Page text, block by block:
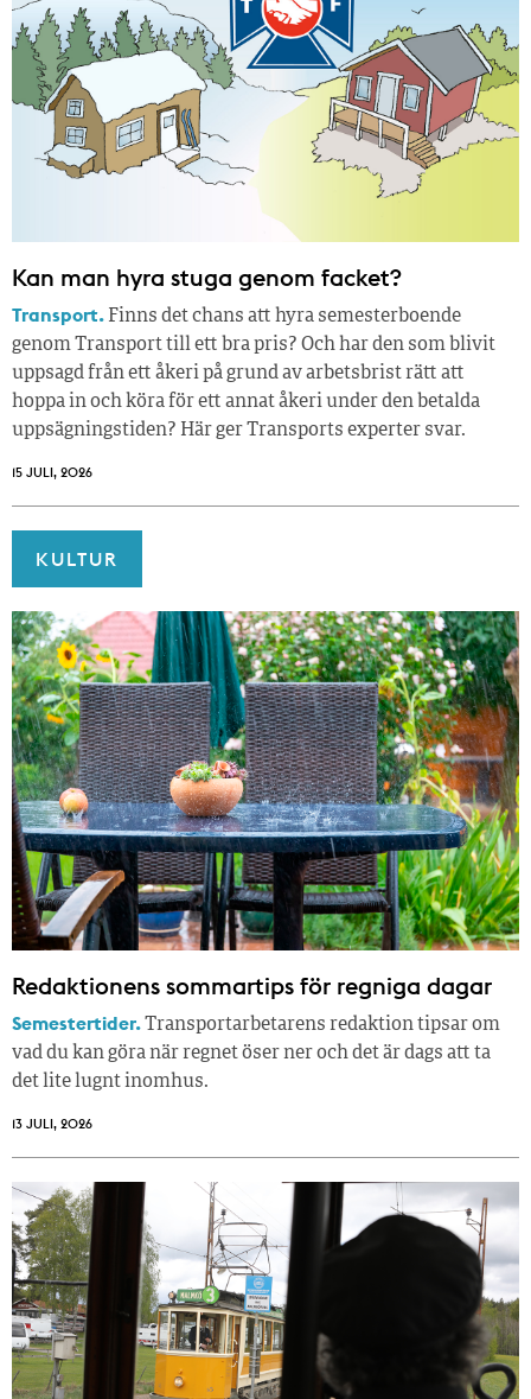
Kan man hyra stuga genom facket?
Transport. Finns det chans att hyra semesterboende
genom Transport till ett bra pris? Och har den som blivit
uppsagd från ett åkeri på grund av arbetsbrist rätt att
hoppa in och köra för ett annat åkeri under den betalda
uppsägningstiden? Här ger Transports experter svar.
15 JULI, 2026
KULTUR
Redaktionens sommar­tips för regniga dagar
Semestertider.Transportarbetarens redaktion tipsar om
vad du kan göra när regnet öser ner och det är dags att ta
det lite lugnt inomhus.
13 JULI, 2026